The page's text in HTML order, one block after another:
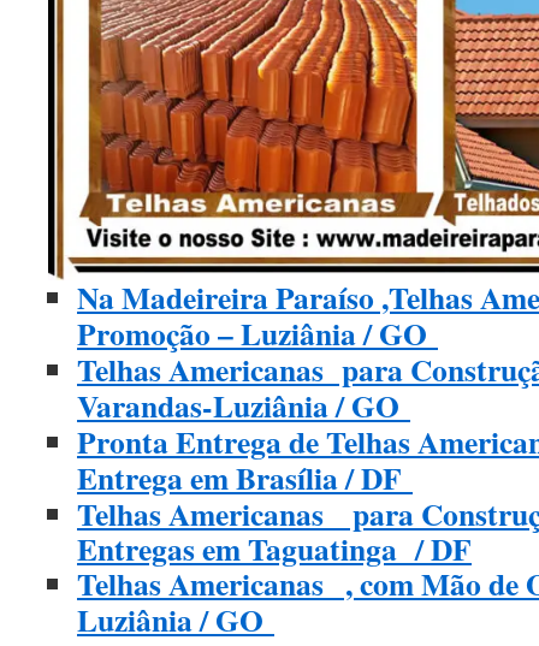
Na Madeireira Paraíso ,Telhas
Promoção – Luziânia / GO
Telhas Americanas para
Varandas-Luziânia / GO
Pronta Entrega de Telhas
Entrega em Brasília / DF
Telhas Americanas para
Entregas em Taguatinga / DF
Telhas Americanas , com Mão de
Luziânia / GO